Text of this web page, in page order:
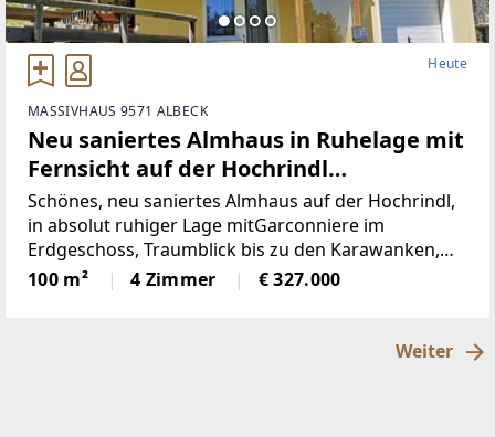
Heute
MASSIVHAUS 9571 ALBECK
Neu saniertes Almhaus in Ruhelage mit
Fernsicht auf der Hochrindl
(Provisionsfrei)
Schönes, neu saniertes Almhaus auf der Hochrindl,
in absolut ruhiger Lage mitGarconniere im
Erdgeschoss, Traumblick bis zu den Karawanken,
Sonnenlage, hierscheint den ganzen Tag die Sonne,
über der Nebelgrenze, in 1600m Seehöhegelegen,
100 m² 4 Zimmer € 327.000
Weiter